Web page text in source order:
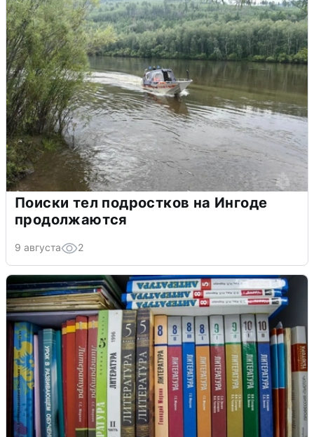
Поиски тел подростков на Ингоде
продолжаются
9 августа 2